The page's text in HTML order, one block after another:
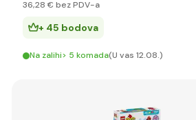
36,28 € bez PDV-a
+ 45 bodova
Na zalihi> 5 komada(U vas 12.08.)